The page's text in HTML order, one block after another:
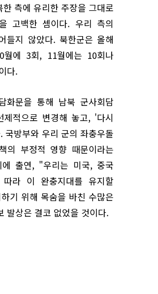
측에 유리한 주장을 그대로
고백한 셈이다. 우리 측의
지 않았다. 북한군은 올해
에 3회, 11월에는 10회나
다.
화문을 통해 남북 군사회담
적으로 변경해 놓고, '다시
국방부와 우리 군의 좌충우돌
부정적 영향 때문이라는
에 출연, "우리는 미국, 중국
라 이 완충지대를 유지할
기 위해 목숨을 바친 수많은
발상은 결코 없었을 것이다.